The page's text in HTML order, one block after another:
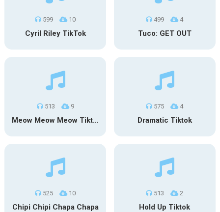
599 10
Cyril Riley TikTok
499 4
Tuco: GET OUT
513 9
Meow Meow Meow Tiktok
575 4
Dramatic Tiktok
525 10
Chipi Chipi Chapa Chapa
513 2
Hold Up Tiktok